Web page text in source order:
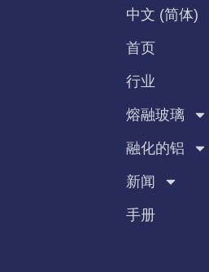
中文 (简体)
首页
行业
熔融玻璃
融化的铝
新闻
手册